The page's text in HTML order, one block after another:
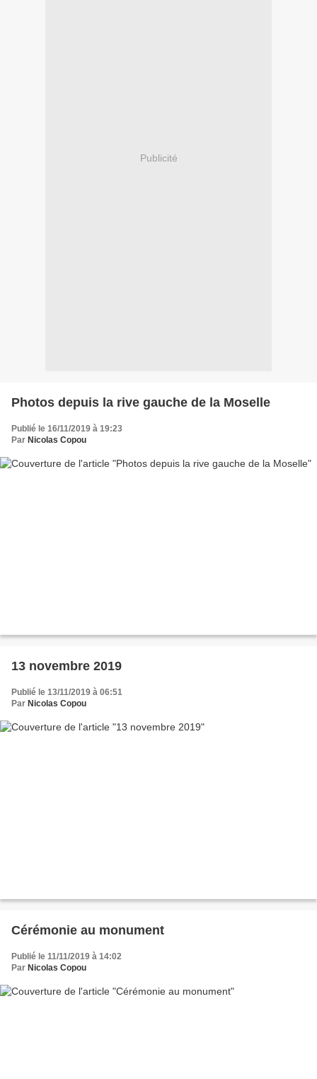
Publicité
Photos depuis la rive gauche de la Moselle
Publié le 16/11/2019 à 19:23
Par Nicolas Copou
13 novembre 2019
Publié le 13/11/2019 à 06:51
Par Nicolas Copou
Cérémonie au monument
Publié le 11/11/2019 à 14:02
Par Nicolas Copou